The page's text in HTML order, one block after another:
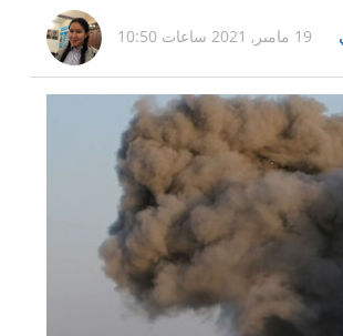
19 مامىر, 2021 ساعات 10:50